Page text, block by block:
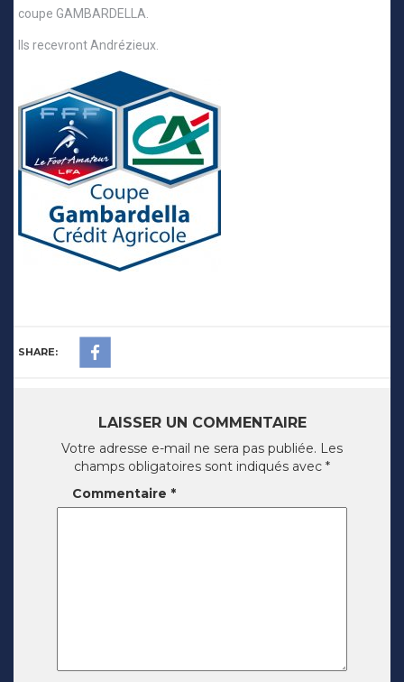
coupe GAMBARDELLA.
Ils recevront Andrézieux.
SHARE:
LAISSER UN COMMENTAIRE
Votre adresse e-mail ne sera pas publiée. Les
champs obligatoires sont indiqués avec *
Commentaire *